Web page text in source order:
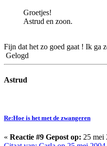
Groetjes!
Astrud en zoon.
Fijn dat het zo goed gaat ! Ik ga
Gelogd
Astrud
Re:Hoe is het met de zwangeren
« Reactie #9 Gepost op: 25 mei